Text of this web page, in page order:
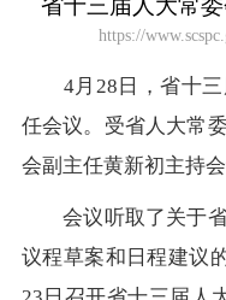
省十三届人大常
https://
4月28日，省十
任会议。受省人大常
会副主任黄新初主持会
会议听取了关于
议程草案和日程建议